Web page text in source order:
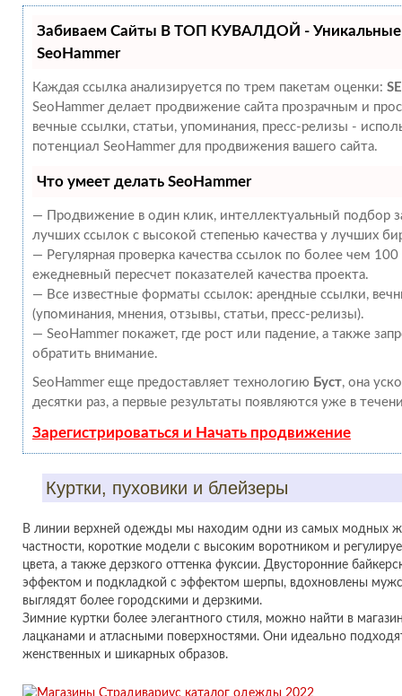
Забиваем Сайты В ТОП КУВАЛДОЙ - Уникальные
SeoHammer
Каждая ссылка анализируется по трем пакетам оценки:
SeoHammer делает продвижение сайта прозрачным и
вечные ссылки, статьи, упоминания, пресс-релизы -
потенциал SeoHammer для продвижения вашего сайта.
Что умеет делать SeoHammer
— Продвижение в один клик, интеллектуальный подбор
лучших ссылок с высокой степенью качества у лучших
— Регулярная проверка качества ссылок по более чем
ежедневный пересчет показателей качества проекта.
— Все известные форматы ссылок: арендные ссылки,
(упоминания, мнения, отзывы, статьи, пресс-релизы).
— SeoHammer покажет, где рост или падение, а также
обратить внимание.
SeoHammer еще предоставляет технологию Буст, она
десятки раз, а первые результаты появляются уже в
Зарегистрироваться и Начать продвижение
Куртки, пуховики и блейзеры
В линии верхней одежды мы находим одни из самых модных
частности, короткие модели с высоким воротником и
цвета, а также дерзкого оттенка фуксии. Двусторонние
эффектом и подкладкой с эффектом шерпы, вдохновлены
выглядят более городскими и дерзкими.
Зимние куртки более элегантного стиля, можно найти в
лацканами и атласными поверхностями. Они идеально
женственных и шикарных образов.